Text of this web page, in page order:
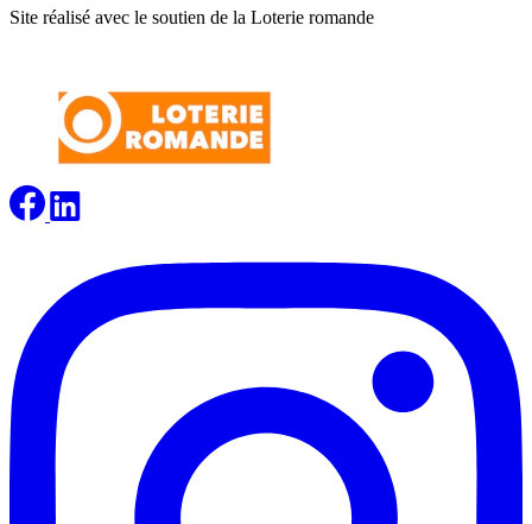
Site réalisé avec le soutien de la Loterie romande